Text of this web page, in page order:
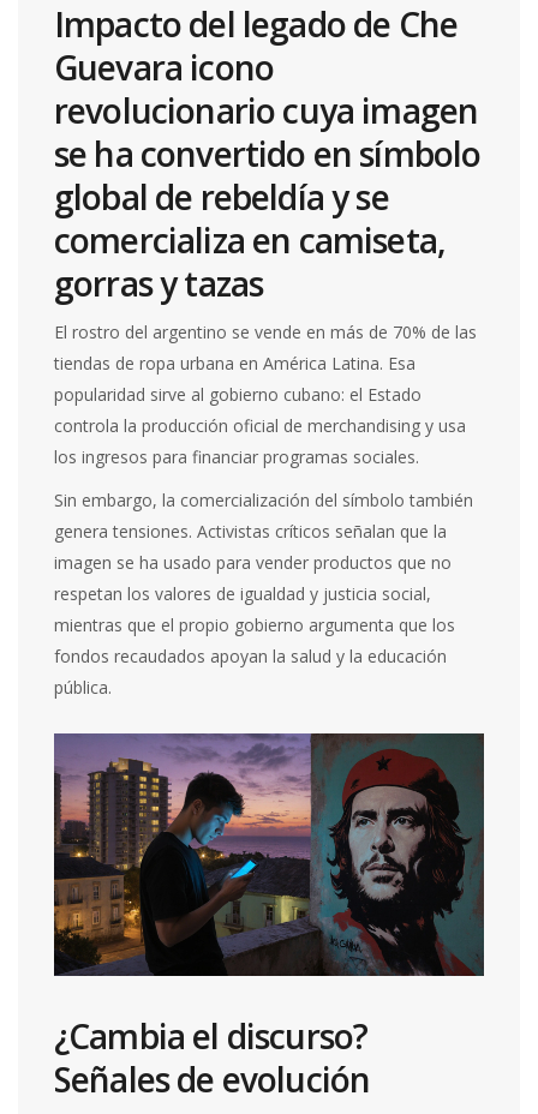
Impacto del legado de Che
Guevara icono
revolucionario cuya imagen
se ha convertido en símbolo
global de rebeldía y se
comercializa en camiseta,
gorras y tazas
El rostro del argentino se vende en más de 70% de las
tiendas de ropa urbana en América Latina. Esa
popularidad sirve al gobierno cubano: el Estado
controla la producción oficial de merchandising y usa
los ingresos para financiar programas sociales.
Sin embargo, la comercialización del símbolo también
genera tensiones. Activistas críticos señalan que la
imagen se ha usado para vender productos que no
respetan los valores de igualdad y justicia social,
mientras que el propio gobierno argumenta que los
fondos recaudados apoyan la salud y la educación
pública.
¿Cambia el discurso?
Señales de evolución